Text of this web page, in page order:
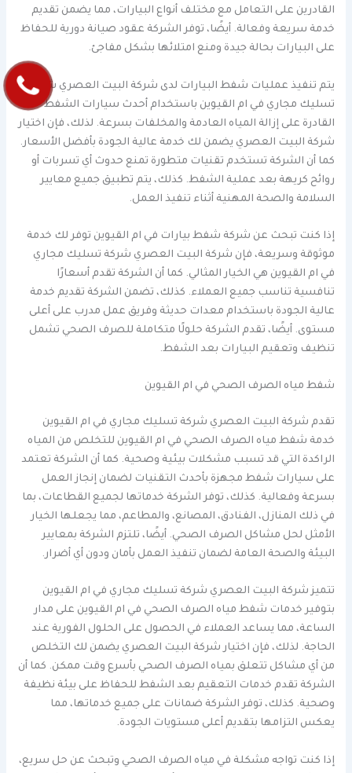
القادرين على التعامل مع مختلف أنواع البيارات، مما يضمن تقديم
خدمة سريعة وفعالة. أيضًا، توفر الشركة عقود صيانة دورية للحفاظ
على البيارات بحالة جيدة ومنع امتلائها بشكل مفاجئ.
يتم تنفيذ عمليات شفط البيارات لدى شركة البيت العصري شركة
تسليك مجاري في ام القيوين باستخدام أحدث سيارات الشفط
القادرة على إزالة المياه العادمة والمخلفات بسرعة. لذلك، فإن اختيار
شركة البيت العصري يضمن لك خدمة عالية الجودة بأفضل الأسعار.
كما أن الشركة تستخدم تقنيات متطورة تمنع حدوث أي تسربات أو
روائح كريهة بعد عملية الشفط. كذلك، يتم تطبيق جميع معايير
السلامة والصحة المهنية أثناء تنفيذ العمل.
إذا كنت تبحث عن شركة شفط بيارات في ام القيوين توفر لك خدمة
موثوقة وسريعة، فإن شركة البيت العصري شركة تسليك مجاري
في ام القيوين هي الخيار المثالي. كما أن الشركة تقدم أسعارًا
تنافسية تناسب جميع العملاء. كذلك، تضمن الشركة تقديم خدمة
عالية الجودة باستخدام معدات حديثة وفريق عمل مدرب على أعلى
مستوى. أيضًا، تقدم الشركة حلولًا متكاملة للصرف الصحي تشمل
تنظيف وتعقيم البيارات بعد الشفط.
شفط مياه الصرف الصحي في ام القيوين
تقدم شركة البيت العصري شركة تسليك مجاري في ام القيوين
خدمة شفط مياه الصرف الصحي في ام القيوين للتخلص من المياه
الراكدة التي قد تسبب مشكلات بيئية وصحية. كما أن الشركة تعتمد
على سيارات شفط مجهزة بأحدث التقنيات لضمان إنجاز العمل
بسرعة وفعالية. كذلك، توفر الشركة خدماتها لجميع القطاعات، بما
في ذلك المنازل، الفنادق، المصانع، والمطاعم، مما يجعلها الخيار
الأمثل لحل مشاكل الصرف الصحي. أيضًا، تلتزم الشركة بمعايير
البيئة والصحة العامة لضمان تنفيذ العمل بأمان ودون أي أضرار.
تتميز شركة البيت العصري شركة تسليك مجاري في ام القيوين
بتوفير خدمات شفط مياه الصرف الصحي في ام القيوين على مدار
الساعة، مما يساعد العملاء في الحصول على الحلول الفورية عند
الحاجة. لذلك، فإن اختيار شركة البيت العصري يضمن لك التخلص
من أي مشاكل تتعلق بمياه الصرف الصحي بأسرع وقت ممكن. كما أن
الشركة تقدم خدمات التعقيم بعد الشفط للحفاظ على بيئة نظيفة
وصحية. كذلك، توفر الشركة ضمانات على جميع خدماتها، مما
يعكس التزامها بتقديم أعلى مستويات الجودة.
إذا كنت تواجه مشكلة في مياه الصرف الصحي وتبحث عن حل سريع،